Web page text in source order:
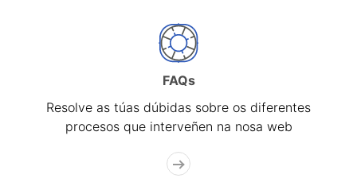
FAQs
Resolve as túas dúbidas sobre os diferentes
procesos que interveñen na nosa web